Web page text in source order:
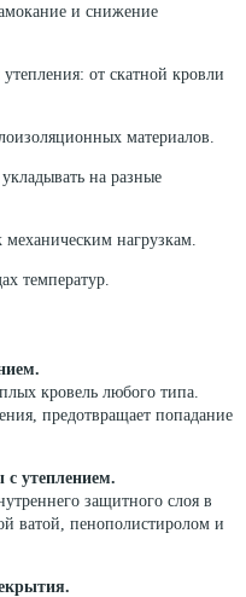
и снижение
от скатной кровли
материалов.
на разные
механическим нагрузкам.
температур.
кровель любого типа.
предотвращает попадание
утеплением.
защитного слоя в
ватой, пенополистиролом и